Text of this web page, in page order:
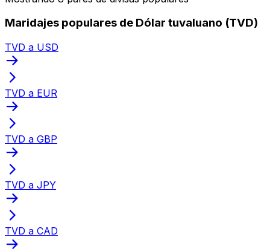
Maridajes populares de Dólar tuvaluano (TVD)
TVD a USD
TVD a EUR
TVD a GBP
TVD a JPY
TVD a CAD